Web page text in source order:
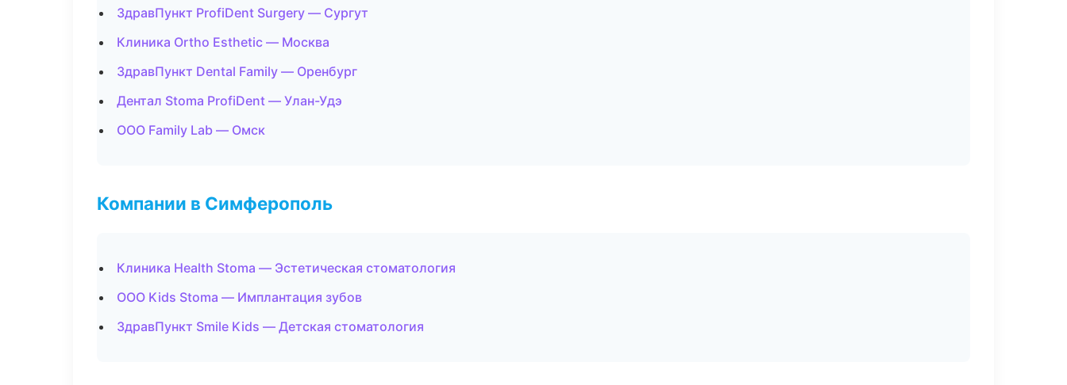
ЗдравПункт ProfiDent Surgery — Сургут
Клиника Ortho Esthetic — Москва
ЗдравПункт Dental Family — Оренбург
Дентал Stoma ProfiDent — Улан-Удэ
ООО Family Lab — Омск
Компании в Симферополь
Клиника Health Stoma — Эстетическая стоматология
ООО Kids Stoma — Имплантация зубов
ЗдравПункт Smile Kids — Детская стоматология